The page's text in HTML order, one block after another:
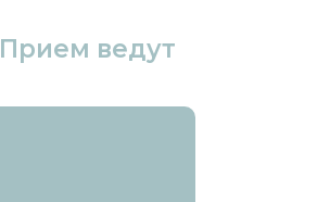
Прием ведут